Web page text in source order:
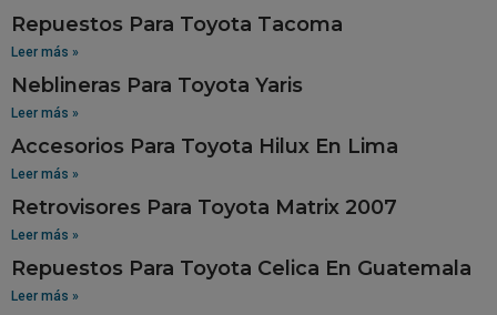
Repuestos Para Toyota Tacoma
Leer más »
Neblineras Para Toyota Yaris
Leer más »
Accesorios Para Toyota Hilux En Lima
Leer más »
Retrovisores Para Toyota Matrix 2007
Leer más »
Repuestos Para Toyota Celica En Guatemala
Leer más »